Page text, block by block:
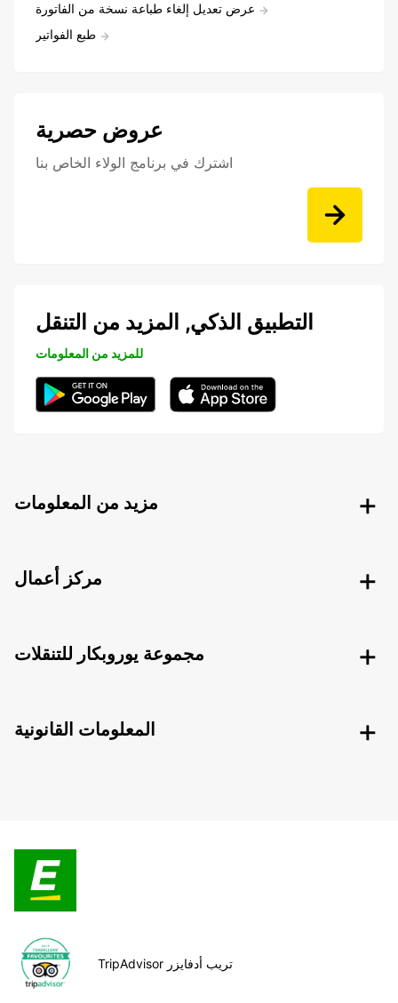
عرض تعديل إلغاء طباعة نسخة من الفاتورة
طبع الفواتير
عروض حصرية
اشترك في برنامج الولاء الخاص بنا
التطبيق الذكي, المزيد من التنقل
للمزيد من المعلومات
مزيد من المعلومات
مركز أعمال
مجموعة يوروبكار للتنقلات
المعلومات القانونية
TripAdvisor تريب أدفايزر